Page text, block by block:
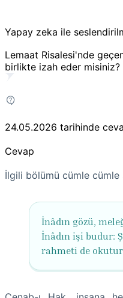
Yapay zeka ile
Lemaat Risalesi'nde
birlikte izah eder misiniz?
24.05.2026 tarihinde
Cevap
İlgili bölümü cümle cümle
İnâdın gözü,
İnâdın işi budur:
rahmeti de